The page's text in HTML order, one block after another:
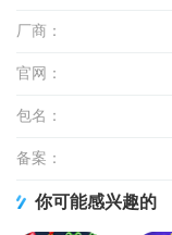
厂商：
官网：
包名：
备案：
你可能感兴趣的